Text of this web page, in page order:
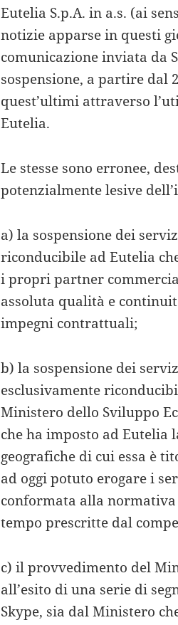
Eutelia S.p.A. in a.s. (ai
notizie apparse in questi
comunicazione inviata da
sospensione, a partire dal
quest’ultimi attraverso
Eutelia.
Le stesse sono erronee,
potenzialmente lesive
a) la sospensione dei
riconducibile ad Eutelia
i propri partner
assoluta qualità e
impegni contrattuali;
b) la sospensione dei
esclusivamente
Ministero dello Sviluppo
che ha imposto ad
geografiche di cui essa è
ad oggi potuto erogare i
conformata alla
tempo prescritte dal
c) il provvedimento del
all’esito di una serie di
Skype, sia dal Ministero